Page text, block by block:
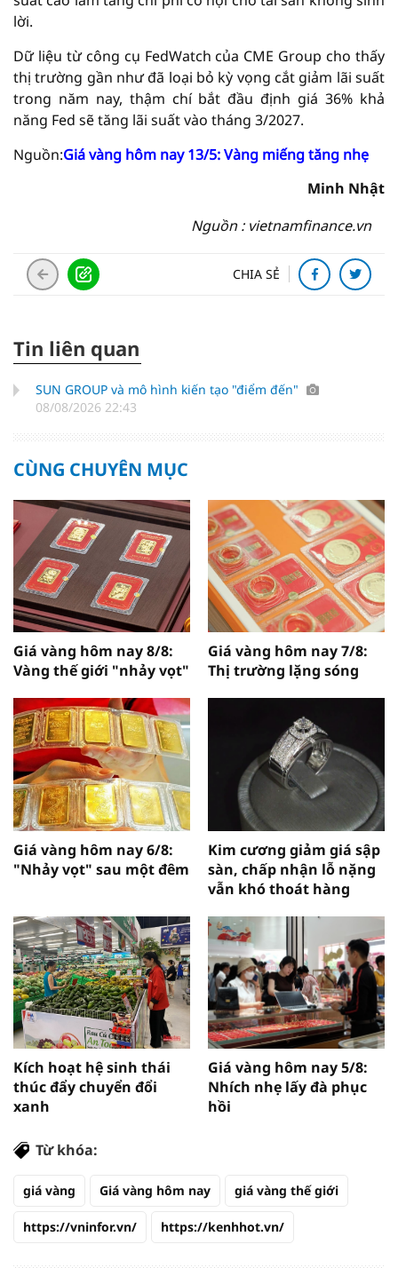
lời.
Dữ liệu từ công cụ FedWatch của CME Group cho thấy
thị trường gần như đã loại bỏ kỳ vọng cắt giảm lãi suất
trong năm nay, thậm chí bắt đầu định giá 36% khả
năng Fed sẽ tăng lãi suất vào tháng 3/2027.
Nguồn:Giá vàng hôm nay 13/5: Vàng miếng tăng nhẹ
Minh Nhật
Nguồn : vietnamfinance.vn
CHIA SẺ
Tin liên quan
SUN GROUP và mô hình kiến tạo "điểm đến"
08/08/2026 22:43
CÙNG CHUYÊN MỤC
Giá vàng hôm nay 8/8:
Vàng thế giới "nhảy vọt"
Giá vàng hôm nay 7/8:
Thị trường lặng sóng
Giá vàng hôm nay 6/8:
"Nhảy vọt" sau một đêm
Kim cương giảm giá sập
sàn, chấp nhận lỗ nặng
vẫn khó thoát hàng
Kích hoạt hệ sinh thái
thúc đẩy chuyển đổi
xanh
Giá vàng hôm nay 5/8:
Nhích nhẹ lấy đà phục
hồi
Từ khóa:
giá vàng Giá vàng hôm nay giá vàng thế giới
https://vninfor.vn/ https://kenhhot.vn/